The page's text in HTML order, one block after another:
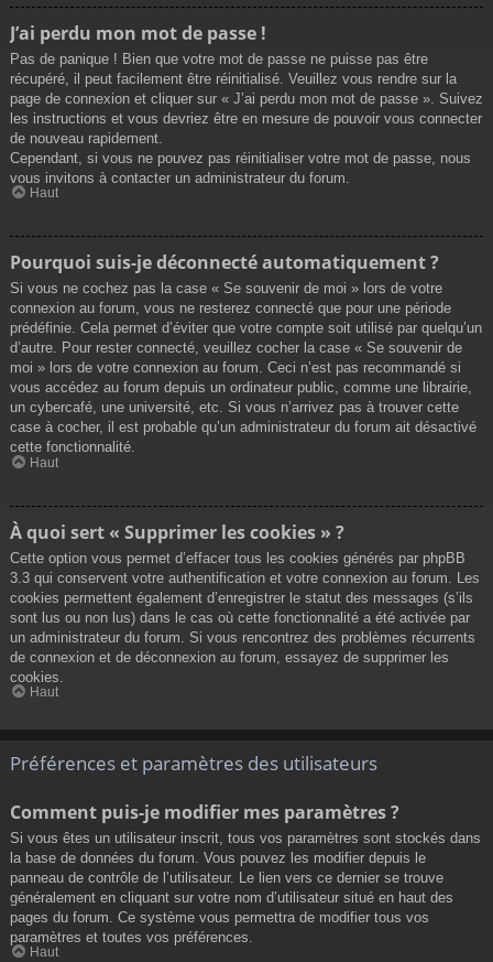
J’ai perdu mon mot de passe !
Pas de panique ! Bien que votre mot de passe ne puisse pas être
récupéré, il peut facilement être réinitialisé. Veuillez vous rendre sur la
page de connexion et cliquer sur « J’ai perdu mon mot de passe ». Suivez
les instructions et vous devriez être en mesure de pouvoir vous connecter
de nouveau rapidement.
Cependant, si vous ne pouvez pas réinitialiser votre mot de passe, nous
vous invitons à contacter un administrateur du forum.
Haut
Pourquoi suis-je déconnecté automatiquement ?
Si vous ne cochez pas la case « Se souvenir de moi » lors de votre
connexion au forum, vous ne resterez connecté que pour une période
prédéfinie. Cela permet d’éviter que votre compte soit utilisé par quelqu’un
d’autre. Pour rester connecté, veuillez cocher la case « Se souvenir de
moi » lors de votre connexion au forum. Ceci n’est pas recommandé si
vous accédez au forum depuis un ordinateur public, comme une librairie,
un cybercafé, une université, etc. Si vous n’arrivez pas à trouver cette
case à cocher, il est probable qu’un administrateur du forum ait désactivé
cette fonctionnalité.
Haut
À quoi sert « Supprimer les cookies » ?
Cette option vous permet d’effacer tous les cookies générés par phpBB
3.3 qui conservent votre authentification et votre connexion au forum. Les
cookies permettent également d’enregistrer le statut des messages (s’ils
sont lus ou non lus) dans le cas où cette fonctionnalité a été activée par
un administrateur du forum. Si vous rencontrez des problèmes récurrents
de connexion et de déconnexion au forum, essayez de supprimer les
cookies.
Haut
Préférences et paramètres des utilisateurs
Comment puis-je modifier mes paramètres ?
Si vous êtes un utilisateur inscrit, tous vos paramètres sont stockés dans
la base de données du forum. Vous pouvez les modifier depuis le
panneau de contrôle de l’utilisateur. Le lien vers ce dernier se trouve
généralement en cliquant sur votre nom d’utilisateur situé en haut des
pages du forum. Ce système vous permettra de modifier tous vos
paramètres et toutes vos préférences.
Haut